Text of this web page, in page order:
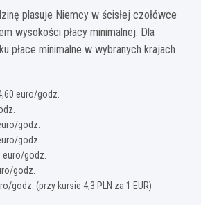
plasuje Niemcy w ścisłej czołówce
wysokości płacy minimalnej. Dla
płace minimalne w wybranych krajach
euro/godz.
godz.
godz.
euro/godz.
godz.
godz. (przy kursie 4,3 PLN za 1 EUR)